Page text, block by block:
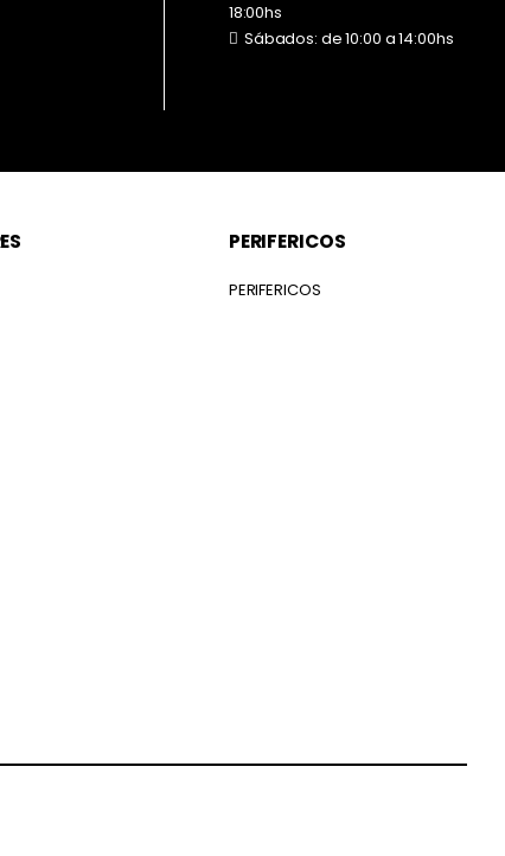
18:00hs
Sábados: de 10:00 a 14:00hs
PERIFERICOS
PERIFERICOS